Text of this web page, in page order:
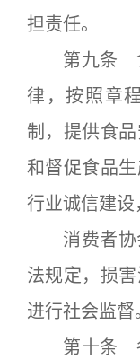
担责任。
第九条 食
律，按照章
制，提供食
和督促食品
行业诚信建设
消费者协
法规定，损
进行社会监督
第十条 各